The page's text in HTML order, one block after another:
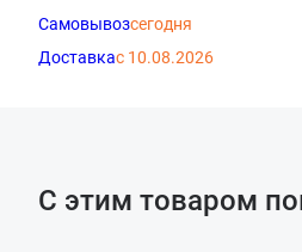
Самовывозсегодня
Доставкас 10.08.2026
С этим товаром